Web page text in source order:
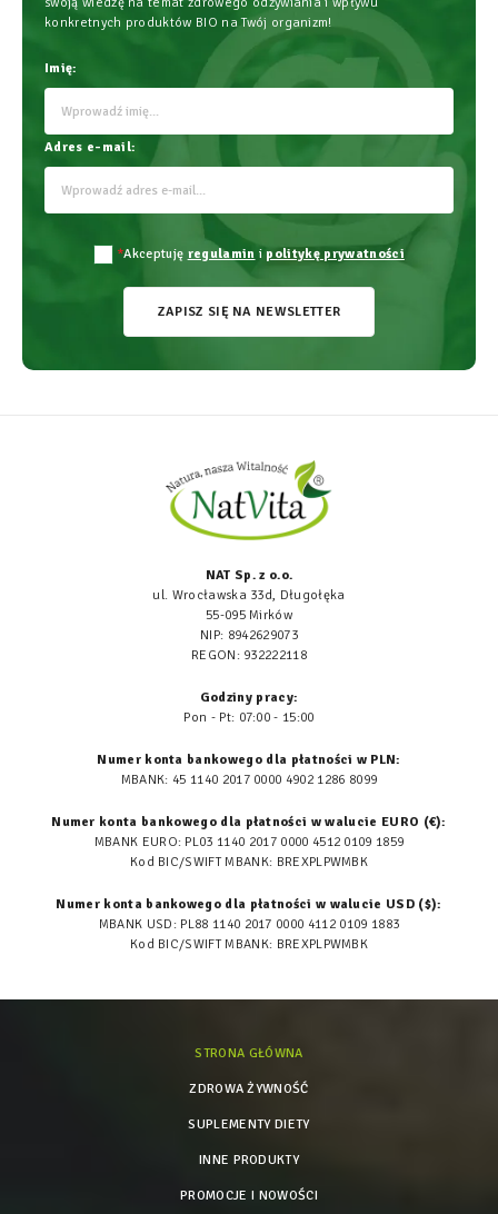
konkretnych produktów BIO na Twój organizm!
Imię:
Adres e-mail:
*Akceptuję regulamin i politykę prywatności
ZAPISZ SIĘ NA NEWSLETTER
NAT Sp. z o.o.
ul. Wrocławska 33d, Długołęka
55-095 Mirków
NIP: 8942629073
REGON: 932222118
Godziny pracy:
Pon - Pt: 07:00 - 15:00
Numer konta bankowego dla płatności w PLN:
MBANK: 45 1140 2017 0000 4902 1286 8099
Numer konta bankowego dla płatności w walucie EURO (€):
MBANK EURO: PL03 1140 2017 0000 4512 0109 1859
Kod BIC/SWIFT MBANK: BREXPLPWMBK
Numer konta bankowego dla płatności w walucie USD ($):
MBANK USD: PL88 1140 2017 0000 4112 0109 1883
Kod BIC/SWIFT MBANK: BREXPLPWMBK
STRONA GŁÓWNA
ZDROWA ŻYWNOŚĆ
SUPLEMENTY DIETY
INNE PRODUKTY
PROMOCJE I NOWOŚCI